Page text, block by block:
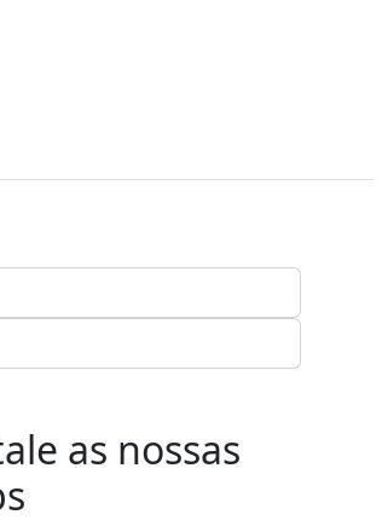
as nossas